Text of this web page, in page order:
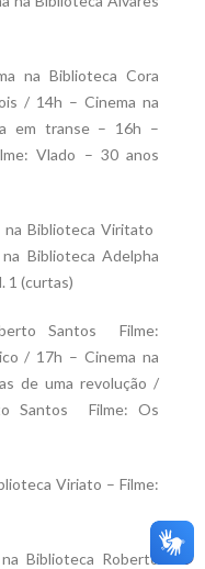
na Biblioteca Cora
/ 14h – Cinema na
em transe – 16h –
Vlado – 30 anos
Biblioteca Viritato 
Biblioteca Adelpha
1 (curtas)
Santos  Filme:
/ 17h – Cinema na
de uma revolução /
Santos  Filme: Os
Viriato – Filme:
Biblioteca Roberto